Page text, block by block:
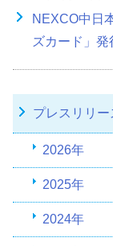
NEXCO中日
ズカード」発
プレスリリー
2026年
2025年
2024年